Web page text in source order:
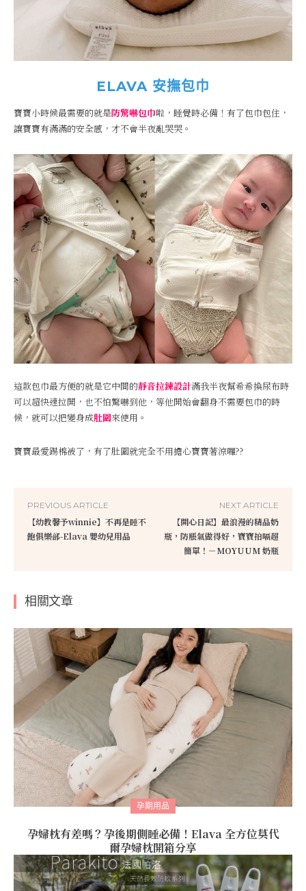
ELAVA 安撫包巾
寶寶小時候最需要的就是防驚嚇包巾啦，睡覺時必備！有了包巾包住，
讓寶寶有滿滿的安全感，才不會半夜亂哭哭。
這款包巾最方便的就是它中間的靜音拉鍊設計滿我半夜幫希希換尿布時
可以超快速拉開，也不怕驚嚇到他，等他開始會翻身不需要包巾的時
候，就可以把變身成肚圍來使用。
寶寶最愛踢棉被了，有了肚圍就完全不用擔心寶寶著涼囉??
PREVIOUS ARTICLE
【幼教馨予winnie】不再是睡不
飽俱樂部-Elava 嬰幼兒用品
NEXT ARTICLE
【開心日記】最浪漫的精品奶
瓶，防脹氣做得好，寶寶拍嗝超
簡單！－MOYUUM 奶瓶
相關文章
孕期用品
孕婦枕有差嗎？孕後期側睡必備！Elava 全方位莫代
爾孕婦枕開箱分享